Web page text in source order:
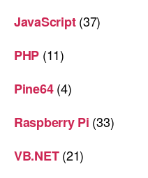
JavaScript(37)
PHP (11)
Pine64(4)
Raspberry Pi (33)
VB.NET(21)